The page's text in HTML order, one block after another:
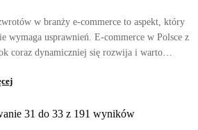
w branży e-commerce to aspekt, który
wymaga usprawnień. E-commerce w Polsce z
coraz dynamiczniej się rozwija i warto
31 do 33 z 191 wyników